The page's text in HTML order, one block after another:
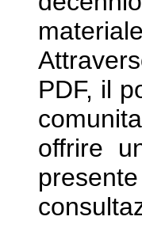
PDF, il
offrire